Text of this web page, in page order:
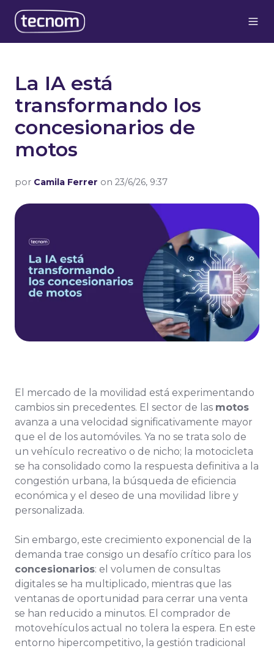
La IA está
transformando los
concesionarios de
motos
por Camila Ferrer on 23/6/26, 9:37
El mercado de la movilidad está experimentando
cambios sin precedentes. El sector de las motos
avanza a una velocidad significativamente mayor
que el de los automóviles. Ya no se trata solo de
un vehículo recreativo o de nicho; la motocicleta
se ha consolidado como la respuesta definitiva a la
congestión urbana, la búsqueda de eficiencia
económica y el deseo de una movilidad libre y
personalizada.
Sin embargo, este crecimiento exponencial de la
demanda trae consigo un desafío crítico para los
concesionarios: el volumen de consultas
digitales se ha multiplicado, mientras que las
ventanas de oportunidad para cerrar una venta
se han reducido a minutos. El comprador de
motovehículos actual no tolera la espera. En este
entorno hipercompetitivo, la gestión tradicional